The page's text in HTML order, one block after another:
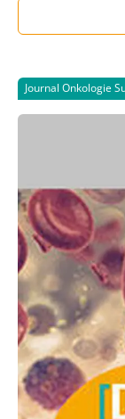
Journal Onkologie